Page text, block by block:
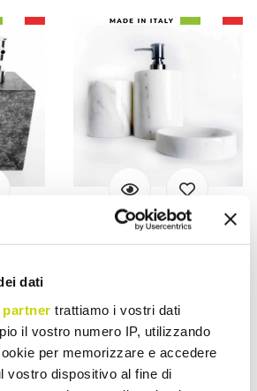
dati
partner trattiamo i vostri dati
il vostro numero IP, utilizzando
per memorizzare e accedere
vostro dispositivo al fine di
VIADURINI BATHROOM
gepolijst marmer, gemaakt
in Italië - Trevio
€ 303,10 € 378,87 - 20%